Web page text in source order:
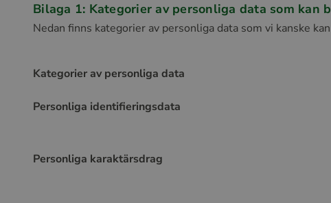
Bilaga 1: Kategorier av personliga data som kan
Nedan finns kategorier av personliga data som vi kanske
Kategorier av personliga data
Personliga identifieringsdata
Personliga karaktärsdrag